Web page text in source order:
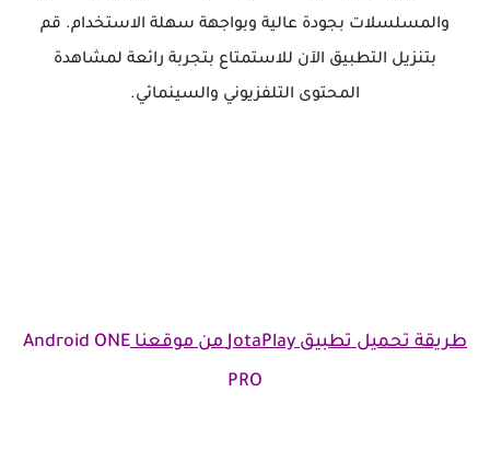
والمسلسلات بجودة عالية وبواجهة سهلة الاستخدام. قم
بتنزيل التطبيق الآن للاستمتاع بتجربة رائعة لمشاهدة
المحتوى التلفزيوني والسينمائي.
طريقة تحميل تطبيق JotaPlay من موقعنا
Android ONE
PRO